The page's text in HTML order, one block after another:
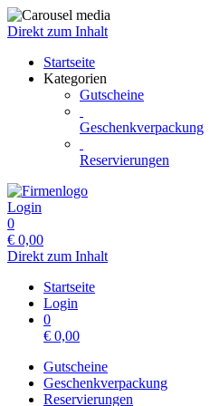
Direkt zum Inhalt
Startseite
Kategorien
Gutscheine
Geschenkverpackung
Reservierungen
Login
0
€ 0,00
Direkt zum Inhalt
Startseite
Login
0
€ 0,00
Gutscheine
Geschenkverpackung
Reservierungen